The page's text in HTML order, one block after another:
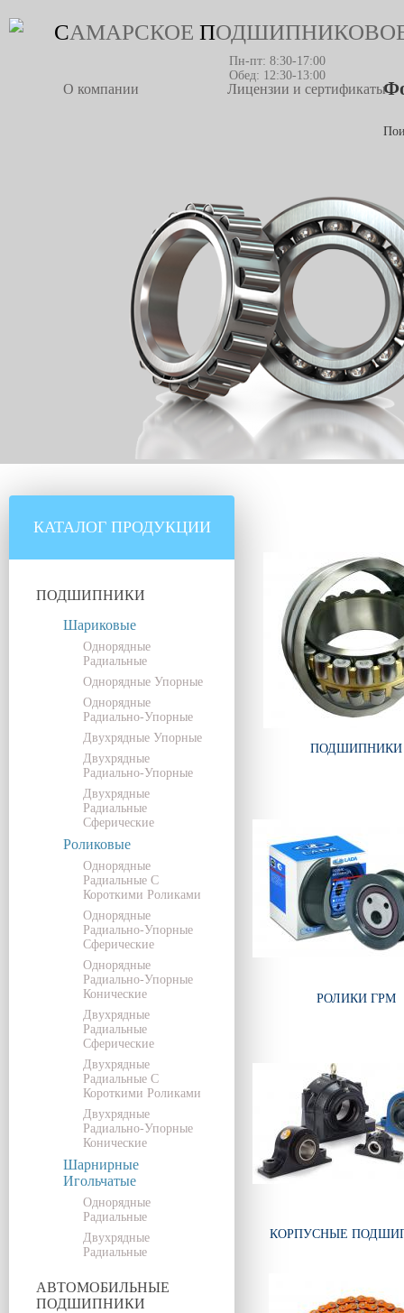
САМАРСКОЕ П
Пн-пт: 8:30-17:00
Обед: 12:30-13:00
О компании Лицензии и сертификаты
КАТАЛОГ ПРОДУКЦИИ
ПОДШИПНИКИ
Шариковые
Однорядные
Радиальные
Однорядные Упорные
Однорядные
Радиально-Упорные
Двухрядные Упорные
Двухрядные
Радиально-Упорные
Двухрядные
Радиальные
Сферические
Роликовые
Однорядные
Радиальные С
Короткими Роликами
Однорядные
Радиально-Упорные
Сферические
Однорядные
Радиально-Упорные
Конические
Двухрядные
Радиальные
Сферические
Двухрядные
Радиальные С
Короткими Роликами
Двухрядные
Радиально-Упорные
Конические
Шарнирные
Игольчатые
Однорядные
Радиальные
Двухрядные
Радиальные
АВТОМОБИЛЬНЫЕ
ПОДШИПНИКИ
ПОДШИПНИКИ
РОЛИКИ ГРМ
КОРПУСНЫЕ